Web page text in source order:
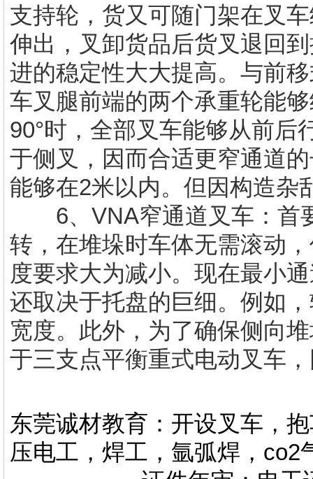
支持轮，货又可随门架在叉
伸出，叉卸货品后货叉退回
进的稳定性大大提高。与前
车叉腿前端的两个承重轮能
90°时，全部叉车能够从前后
于侧叉，因而合适更窄通道
能够在2米以内。但因构造杂
6、VNA窄通道叉车：首
转，在堆垛时车体无需滚动
度要求大为减小。现在最小
还取决于托盘的巨细。例如
宽度。此外，为了确保侧向
于三支点平衡重式电动叉车
东莞诚材教育：开设叉车，
压电工，焊工，氩弧焊，co2